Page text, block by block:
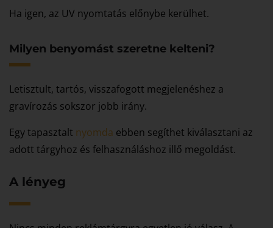
Ha igen, az UV nyomtatás előnybe kerülhet.
Milyen benyomást szeretne kelteni?
Letisztult, tartós, visszafogott megjelenéshez a
gravírozás sokszor jobb irány.
Egy tapasztalt nyomda ebben segíthet kiválasztani az
adott tárgyhoz és felhasználáshoz illő megoldást.
A lényeg